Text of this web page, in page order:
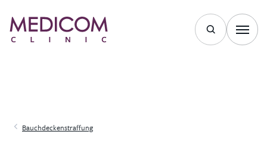
Bauchdeckenstraffung